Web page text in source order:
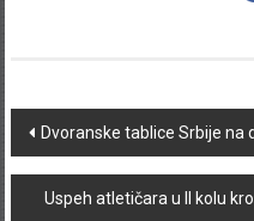
Post navigation
Dvoranske tablice Srbije na
Uspeh atletičara u II kolu